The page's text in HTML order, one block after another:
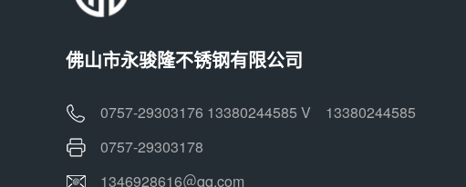
佛山市永骏隆不锈钢有限公司
0757-29303176 13380244585 V 13380244585
0757-29303178
1346928616＠qq.com